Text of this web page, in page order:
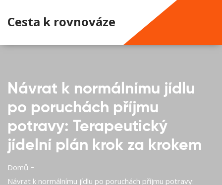
Cesta k rovnováze
Návrat k normálnímu jídlu
po poruchách příjmu
potravy: Terapeutický
jídelní plán krok za krokem
Domů
Návrat k normálnímu jídlu po poruchách příjmu potravy: